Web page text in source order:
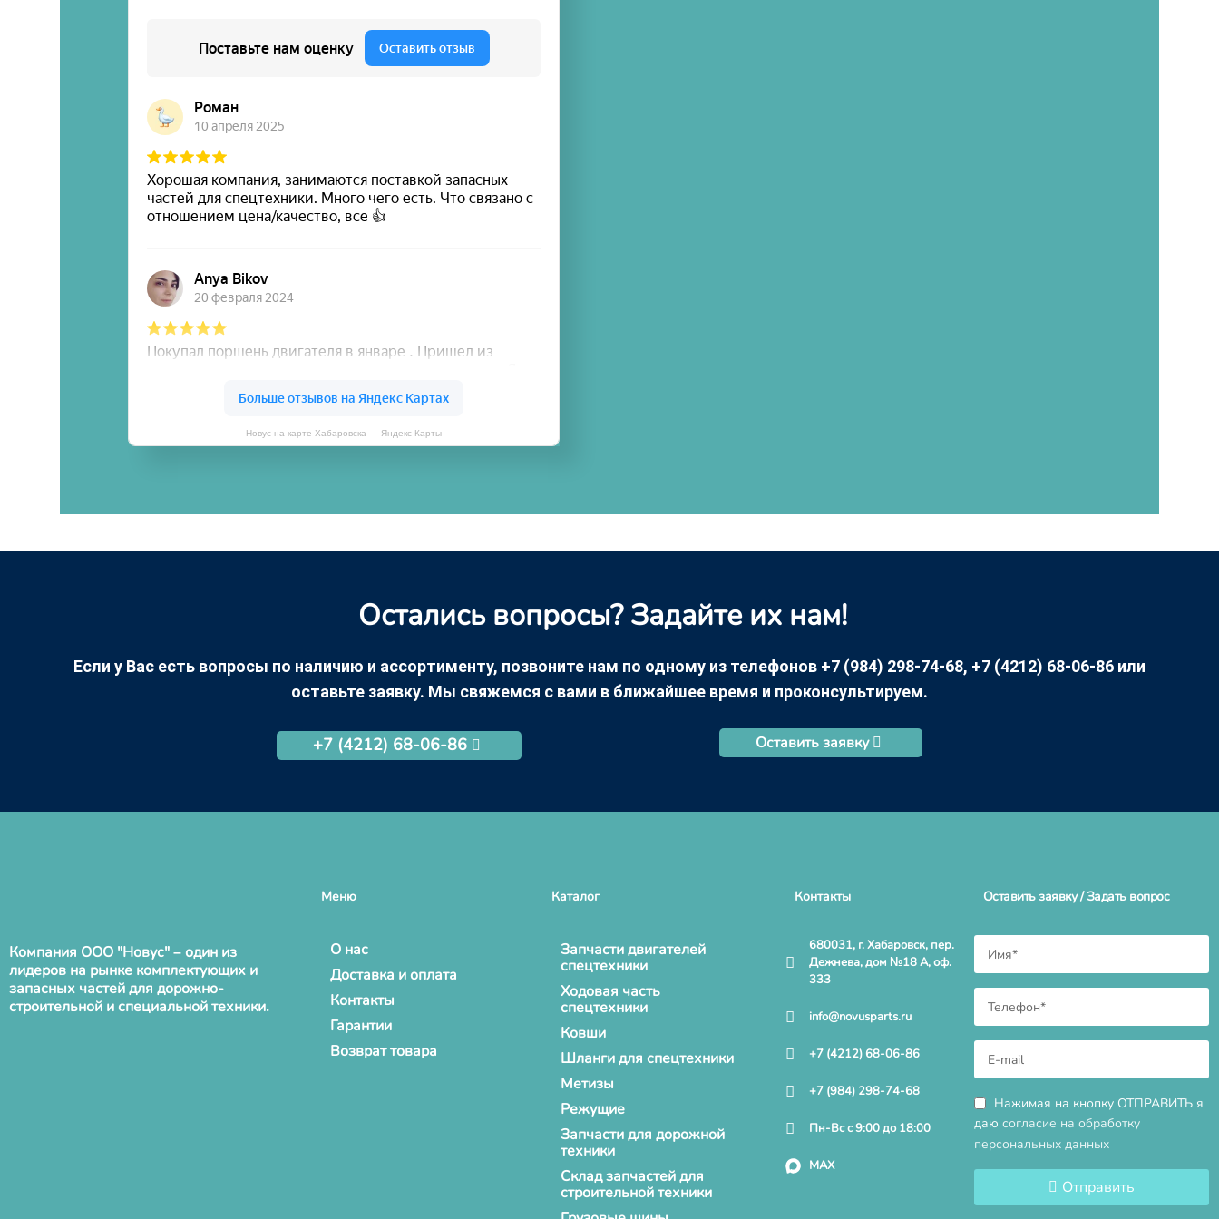
Новус на карте Хабаровска — Яндекс Карты
Остались вопросы? Задайте их нам!
Если у Вас есть вопросы по наличию и ассортименту, позвоните нам по одному из телефонов +7 (984) 298-74-68, +7 (4212) 68-06-86 или
оставьте заявку. Мы свяжемся с вами в ближайшее время и проконсультируем.
+7 (4212) 68-06-86 Оставить заявку
Компания ООО "Новус" – один из
лидеров на рынке комплектующих и
запасных частей для дорожно-
строительной и специальной техники.
Меню
О нас
Доставка и оплата
Контакты
Гарантии
Возврат товара
Каталог
Запчасти двигателей
спецтехники
Ходовая часть
спецтехники
Ковши
Шланги для спецтехники
Метизы
Режущие
Запчасти для дорожной
техники
Склад запчастей для
строительной техники
Контакты
680031, г. Хабаровск, пер.
Дежнева, дом №18 А, оф.
333
info@novusparts.ru
+7 (4212) 68-06-86
+7 (984) 298-74-68
Пн-Вс с 9:00 до 18:00
MAX
Оставить заявку / Задать вопрос
Нажимая на кнопку ОТПРАВИТЬ я
даю согласие на обработку
персональных данных
Отправить